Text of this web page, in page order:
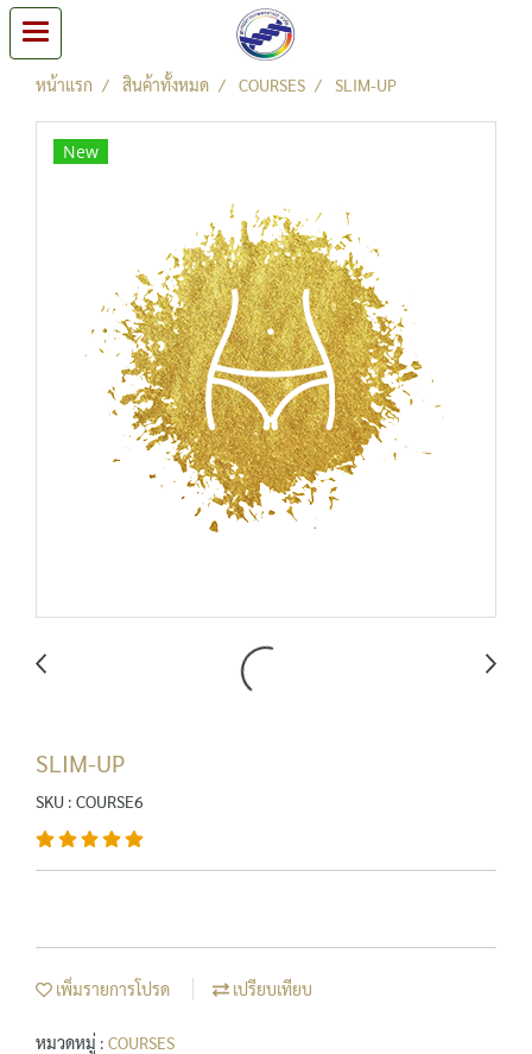
หน้าแรก สินค้าทั้งหมด COURSES SLIM-UP
New
SLIM-UP
SKU : COURSE6
เพิ่มรายการโปรด เปรียบเทียบ
หมวดหมู่ : COURSES